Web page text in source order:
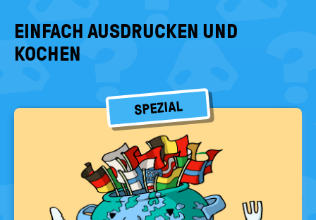
EINFACH AUSDRUCKEN UND
KOCHEN
SPEZIAL